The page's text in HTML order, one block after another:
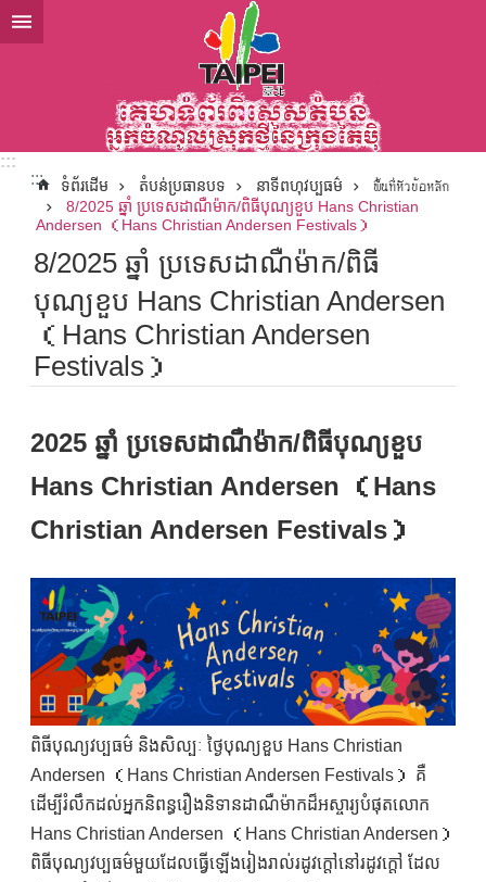
ទៅកាន់មាតិកាប្លុកមាតិកាសំខាន់
:::
:::
ទំព័រដើម តំបន់ប្រធានបទ នាទីពហុវប្បធម៌
พื้นที่หัวข้อหลัก
8/2025 ឆ្នាំ ប្រទេសដាណឺម៉ាក/ពិធីបុណ្យខួប Hans Christian
Andersen （Hans Christian Andersen Festivals）
8/2025 ឆ្នាំ ប្រទេសដាណឺម៉ាក/ពិធី
បុណ្យខួប Hans Christian Andersen
（Hans Christian Andersen
Festivals）
2025 ឆ្នាំ ប្រទេសដាណឺម៉ាក/ពិធីបុណ្យខួប
Hans Christian Andersen （Hans
Christian Andersen Festivals）
ពិធីបុណ្យវប្បធម៌ និងសិល្បៈ ថ្ងៃបុណ្យខួប Hans Christian
Andersen （Hans Christian Andersen Festivals） គឺ
ដើម្បីរំលឹកដល់អ្នកនិពន្ធរឿងនិទានដាណឺម៉ាកដ៏អស្ចារ្យបំផុតលោក
Hans Christian Andersen （Hans Christian Andersen）
ពិធីបុណ្យវប្បធម៌មួយដែលធ្វើឡើងរៀងរាល់រដូវក្តៅនៅរដូវក្តៅ ដែល